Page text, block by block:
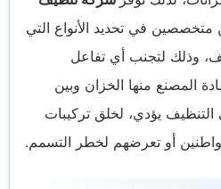
متخصصين في تحديد الأنواع التي
وذلك لتجنب أي تفاعل
المصنع منها الخزان وبين
التنظيف يؤدي، لخلق تركيبات
أو تعرضهم لخطر التسمم.